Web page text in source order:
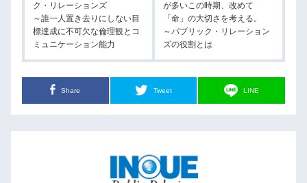
ク・リレーションズ
～誰一人置き去りにしない目
標達成に不可欠な倫理観とコ
ミュニケーション能力
が多いこの時期、改めて
「命」の大切さを考える。
～パブリック・リレーション
ズの役割とは
Share Tweet LINE